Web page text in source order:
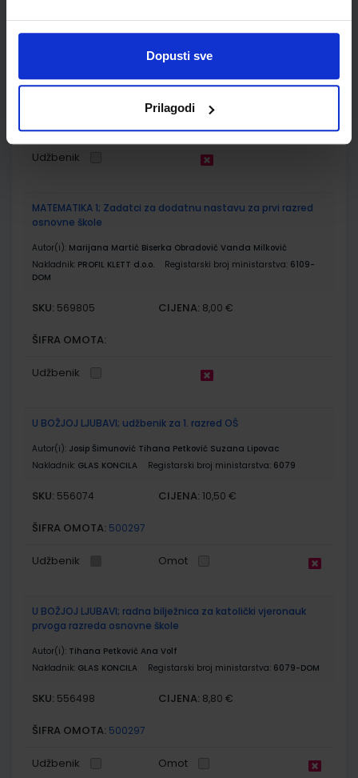
Dopusti sve
Prilagodi
Autor(i):Melita Lesić
ŠKOLSKA KNJIGA d.d. Registarski broj ministarstva:
SKU: CIJENA:
Udžbenik
MATEMATIKA 1; Zadatci za dodatnu nastavu za prvi razred
osnovne škole
Autor(i): Marijana Martić Biserka Obradović Vanda Milković
Nakladnik: PROFIL KLETT d.o.o. Registarski broj ministarstva: 6109-
DOM
SKU: 569805 CIJENA: 8,00 €
ŠIFRA OMOTA:
Udžbenik
U BOŽJOJ LJUBAVI; udžbenik za 1. razred OŠ
Autor(i): Josip Šimunović Tihana Petković Suzana Lipovac
Nakladnik: GLAS KONCILA Registarski broj ministarstva: 6079
SKU: 556074 CIJENA: 10,50 €
ŠIFRA OMOTA: 500297
Udžbenik Omot
U BOŽJOJ LJUBAVI; radna bilježnica za katolički vjeronauk
prvoga razreda osnovne škole
Autor(i): Tihana Petković Ana Volf
Nakladnik: GLAS KONCILA Registarski broj ministarstva: 6079-DOM
SKU: 556498 CIJENA: 8,80 €
ŠIFRA OMOTA: 500297
Udžbenik Omot